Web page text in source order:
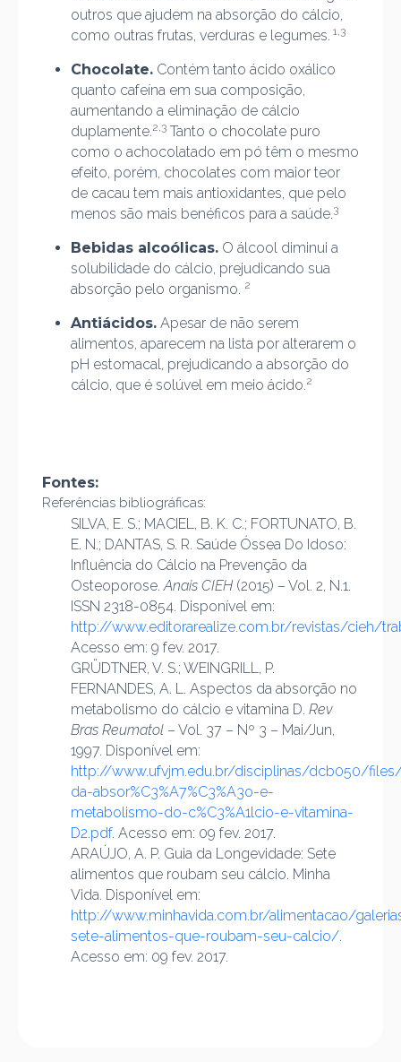
outros que ajudem na absorção do cálcio,
como outras frutas, verduras e legumes. 1,3
Chocolate.Contém tanto ácido oxálico
quanto cafeína em sua composição,
aumentando a eliminação de cálcio
duplamente.2,3Tanto o chocolate puro
como o achocolatado em pó têm o mesmo
efeito, porém, chocolates com maior teor
de cacau tem mais antioxidantes, que pelo
menos são mais benéficos para a saúde.3
Bebidas alcoólicas.O álcool diminui a
solubilidade do cálcio, prejudicando sua
absorção pelo organismo. 2
Antiácidos.Apesar de não serem
alimentos, aparecem na lista por alterarem o
pH estomacal, prejudicando a absorção do
cálcio, que é solúvel em meio ácido.2
Fontes:
Referências bibliográficas:
SILVA, E. S.; MACIEL, B. K. C.; FORTUNATO, B.
E. N.; DANTAS, S. R. Saúde Óssea Do Idoso:
Influência do Cálcio na Prevenção da
Osteoporose.Anais CIEH (2015) – Vol. 2, N.1.
ISSN 2318-0854. Disponível em:
http://www.editorarealize.com.br/revistas/cieh/
Acesso em: 9 fev. 2017.
GRÜDTNER, V. S.; WEINGRILL, P.
FERNANDES, A. L. Aspectos da absorção no
metabolismo do cálcio e vitamina D. Rev
Bras Reumatol– Vol. 37 – Nº 3 – Mai/Jun,
1997. Disponível em:
http://www.ufvjm.edu.br/disciplinas/dcb050/
da-absor%C3%A7%C3%A3o-e-
metabolismo-do-c%C3%A1lcio-e-vitamina-
D2.pdf. Acesso em: 09 fev. 2017.
ARAÚJO, A. P. Guia da Longevidade: Sete
alimentos que roubam seu cálcio. Minha
Vida. Disponível em:
http://www.minhavida.com.br/alimentacao/
sete-alimentos-que-roubam-seu-calcio/.
Acesso em: 09 fev. 2017.